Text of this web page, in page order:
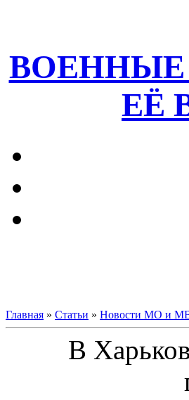
ВОЕННЫЕ
ЕЁ
Главная » Статьи » Новости МО и
В